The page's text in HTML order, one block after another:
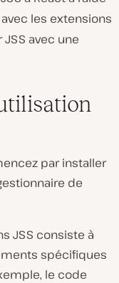
les extensions
avec une
par installer
de
JSS consiste à
spécifiques
le code